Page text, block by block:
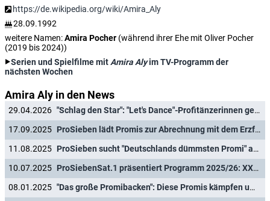
https://de.wikipedia.org/wiki/Amira_Aly
28.09.1992
weitere Namen:Amira Pocher (während ihrer Ehe mit Oliver Pocher
(2019 bis 2024))
Serien und Spielfilme mit Amira Alyim TV-Programm der
nächsten Wochen
Amira Aly in den News
29.04.2026
"Schlag den Star": "Let's Dance"-Profitänzerinnen gegen Schlagerstar & Moderatorin
17.09.2025
ProSieben lädt Promis zur Abrechnung mit dem Erzfeind ein
11.08.2025
ProSieben sucht "Deutschlands dümmsten Promi" ab September plus Spielshow-Comeback
10.07.2025
ProSiebenSat.1 präsentiert Programm 2025/26: XXL-"Landarztpraxis", "Kommissar Rex" und Co.
08.01.2025
"Das große Promibacken": Diese Promis kämpfen um den goldenen Cupcake